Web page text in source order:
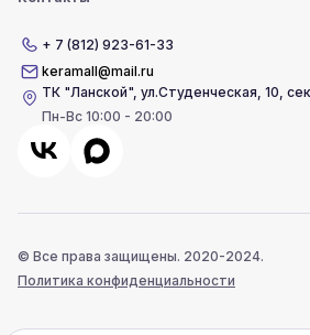
+ 7 (812) 923-61-33
keramall@mail.ru
ТК "Ланской",ул.Студенческая, 10,
Пн-Вс 10:00 - 20:00
© Все права защищены. 2020-2024.
Политика конфиденциальности